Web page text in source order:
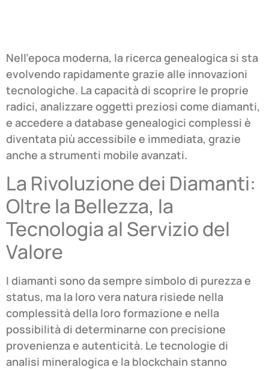
Nell’epoca moderna, la ricerca genealogica si sta
evolvendo rapidamente grazie alle innovazioni
tecnologiche. La capacità di scoprire le proprie
radici, analizzare oggetti preziosi come diamanti,
e accedere a database genealogici complessi è
diventata più accessibile e immediata, grazie
anche a strumenti mobile avanzati.
La Rivoluzione dei Diamanti:
Oltre la Bellezza, la
Tecnologia al Servizio del
Valore
I diamanti sono da sempre simbolo di purezza e
status, ma la loro vera natura risiede nella
complessità della loro formazione e nella
possibilità di determinarne con precisione
provenienza e autenticità. Le tecnologie di
analisi mineralogica e la blockchain stanno